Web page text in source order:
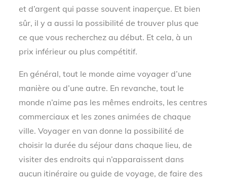
et d’argent qui passe souvent inaperçue. Et bien
sûr, il y a aussi la possibilité de trouver plus que
ce que vous recherchez au début. Et cela, à un
prix inférieur ou plus compétitif.
En général, tout le monde aime voyager d’une
manière ou d’une autre. En revanche, tout le
monde n’aime pas les mêmes endroits, les centres
commerciaux et les zones animées de chaque
ville. Voyager en van donne la possibilité de
choisir la durée du séjour dans chaque lieu, de
visiter des endroits qui n’apparaissent dans
aucun itinéraire ou guide de voyage, de faire des